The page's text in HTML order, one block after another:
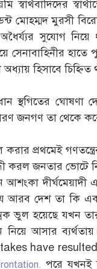
স্বার্থবাদিদের
মোহ্ম্মদ মুরসী
সুযোগ নিয়ে
সেনাবাহিনীর
হিসাবে চিহ্নিত
স্থগিতের ঘোষণা
জনগণ তা থেকে
প্রথমেই
করল জনতার ভোটে
দীর্ঘমেয়াদী
দেশ তা কি এক
ভুল হয়েছে যখন
আসার
have
পরে যখনই